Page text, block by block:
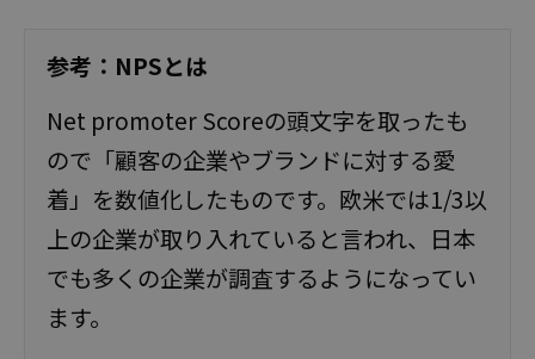
参考：NPSとは
Net promoter Scoreの頭文字を取ったも
ので「顧客の企業やブランドに対する愛
着」を数値化したものです。欧米では1/3以
上の企業が取り入れていると言われ、日本
でも多くの企業が調査するようになってい
ます。